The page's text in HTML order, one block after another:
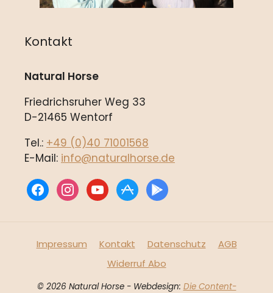
Kontakt
Natural Horse
Friedrichsruher Weg 33
D-21465 Wentorf
Tel.: +49 (0)40 71001568
E-Mail: info@naturalhorse.de
facebookinstagramyoutubeappstore
play
Impressum Kontakt Datenschutz
AGB
Widerruf Abo
© 2026 Natural Horse - Webdesign: Die Content-